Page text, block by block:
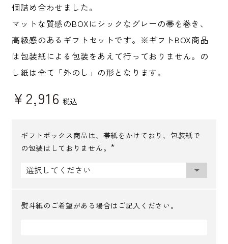
個詰め合わせました。
マットな質感のBOXにシックなグレーの帯を巻き、
高級感のあるギフトセットです。※ギフトBOX商品
は包装紙による包装をあえて行っておりません。の
し紙は全て「外のし」の形となります。
¥ 2,916 税込
ギフトボックス商品は、帯紙をかけており、包装紙で
の包装はしておりません。
熨斗紙のご希望がある場合はご記入ください。